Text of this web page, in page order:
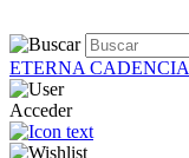
ETERNA CADENCIA
Acceder